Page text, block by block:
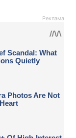
Реклама